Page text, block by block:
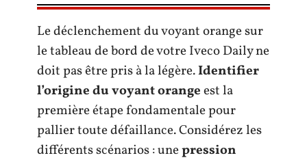
Le déclenchement du voyant orange sur
le tableau de bord de votre Iveco Daily ne
doit pas être pris à la légère.Identifier
l’origine du voyant orangeest la
première étape fondamentale pour
pallier toute défaillance. Considérez les
différents scénarios : unepression